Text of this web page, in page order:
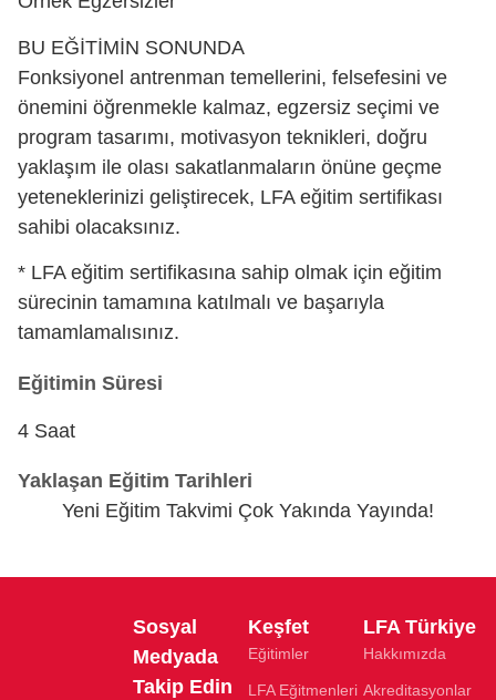
BU EĞİTİMİN SONUNDA
Fonksiyonel antrenman temellerini, felsefesini ve
önemini öğrenmekle kalmaz, egzersiz seçimi ve
program tasarımı, motivasyon teknikleri, doğru
yaklaşım ile olası sakatlanmaların önüne geçme
yeteneklerinizi geliştirecek, LFA eğitim sertifikası
sahibi olacaksınız.
* LFA eğitim sertifikasına sahip olmak için eğitim
sürecinin tamamına katılmalı ve başarıyla
tamamlamalısınız.
Eğitimin Süresi
4 Saat
Yaklaşan Eğitim Tarihleri
Yeni Eğitim Takvimi Çok Yakında Yayında!
Sosyal
Medyada
Takip Edin
Keşfet
Eğitimler
LFA Eğitmenleri
LFA Türkiye
Hakkımızda
Akreditasyonlar